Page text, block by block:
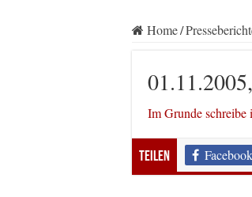
Home/
Im Grunde
Teilen Facebook